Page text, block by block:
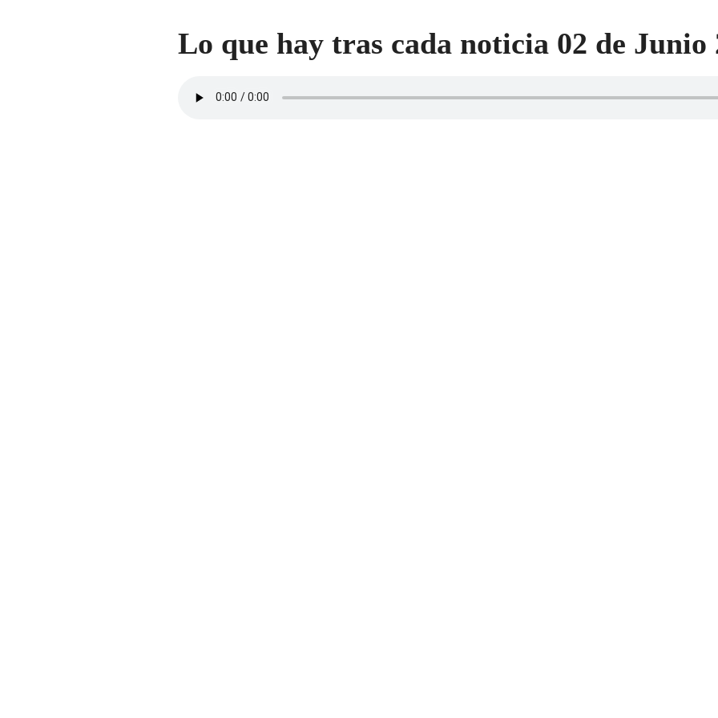
Lo que hay tras cada noticia 02 de Junio